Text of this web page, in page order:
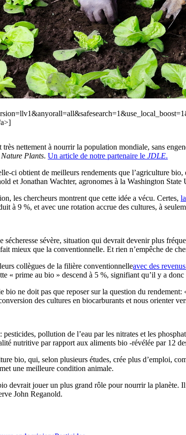
nettement à nourrir la population mondiale, sans
Nature Plants. Un article de notre partenaire le JDLE.
ci obtient de meilleurs rendements que l’agriculture
et Jonathan Wachter, agronomes à la Washington
les chercheurs montrent que cette idée a vécu. Certes,
à 9 %, et avec une rotation accrue des cultures, à
sévère, situation qui devrait devenir plus
mieux que la conventionnelle. Et rien n’empêche de
collègues de la filière conventionnelleavec des
« prime au bio » descend à 5 %, signifiant qu’il y a
ne doit pas que reposer sur la question du
des cultures en biocarburants et nous orienter
pollution de l’eau par les nitrates et les
nutritive par rapport aux aliments bio -révélée par 12
bio, qui, selon plusieurs études, crée plus d’emploi,
une meilleure condition animale.
devrait jouer un plus grand rôle pour nourrir la planète.
John Reganold.